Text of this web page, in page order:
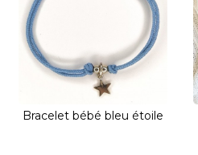
Bracelet bébé bleu étoile